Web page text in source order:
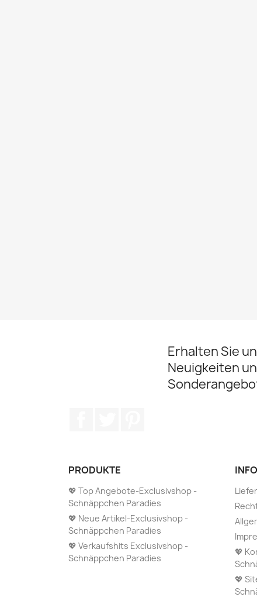
Erhalten Sie
Neuigkeiten
PRODUKTE
💖 Top Angebote-Exclusivshop -
Schnäppchen Paradies
💖 Neue Artikel-Exclusivshop -
Schnäppchen Paradies
💖 Verkaufshits Exclusivshop -
Schnäppchen Paradies
💖
💖